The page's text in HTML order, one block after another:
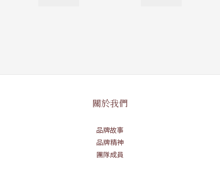
關於我們
品牌故事
品牌精神
團隊成員